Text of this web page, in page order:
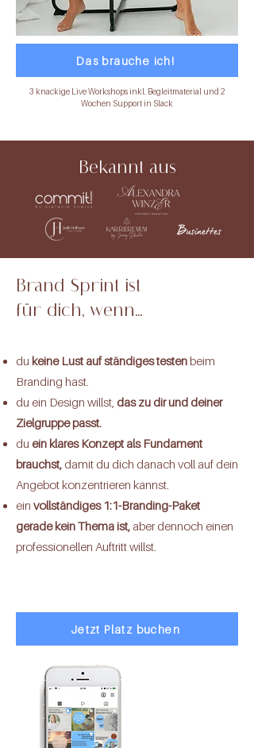
Das brauche ich!
3 knackige Live Workshops inkl. Begleitmaterial und 2
Wochen Support in Slack
Bekannt aus
Brand Sprint ist
für dich, wenn...
du keine Lust auf ständiges testen beim
Branding hast.
du ein Design willst, das zu dir und deiner
Zielgruppe passt.
du ein klares Konzept als Fundament
brauchst, damit du dich danach voll auf dein
Angebot konzentrieren kannst.
ein vollständiges 1:1-Branding-Paket
gerade kein Thema ist, aber dennoch einen
professionellen Auftritt willst.
Jetzt Platz buchen